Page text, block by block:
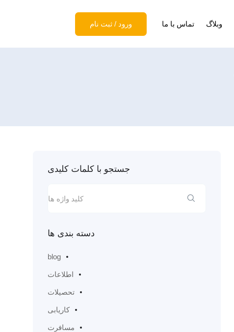
وبلاگ تماس با ما ورود / ثبت نام
جستجو با کلمات کلیدی
دسته بندی ها
blog
اطلاعات
تحصیلات
کاریابی
مسافرت